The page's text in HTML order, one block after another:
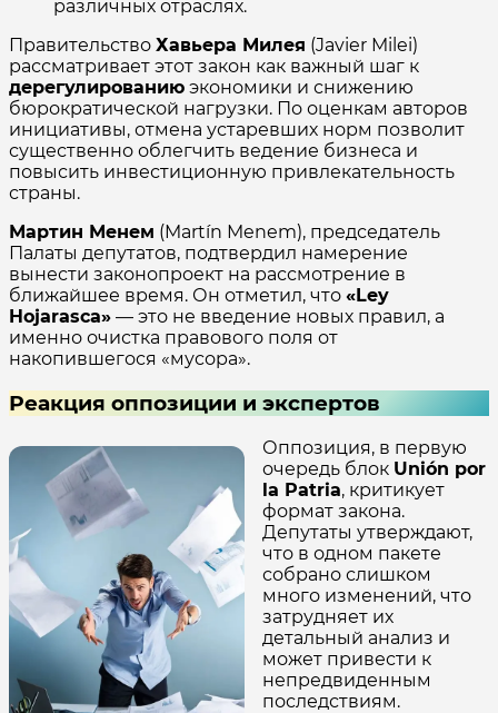
различных отраслях.
Правительство Хавьера Милея (Javier Milei)
рассматривает этот закон как важный шаг к
дерегулированию экономики и снижению
бюрократической нагрузки. По оценкам авторов
инициативы, отмена устаревших норм позволит
существенно облегчить ведение бизнеса и
повысить инвестиционную привлекательность
страны.
Мартин Менем (Martín Menem), председатель
Палаты депутатов, подтвердил намерение
вынести законопроект на рассмотрение в
ближайшее время. Он отметил, что «Ley
Hojarasca» — это не введение новых правил, а
именно очистка правового поля от
накопившегося «мусора».
Реакция оппозиции и экспертов
Оппозиция, в первую
очередь блок Unión por
la Patria, критикует
формат закона.
Депутаты утверждают,
что в одном пакете
собрано слишком
много изменений, что
затрудняет их
детальный анализ и
может привести к
непредвиденным
последствиям.